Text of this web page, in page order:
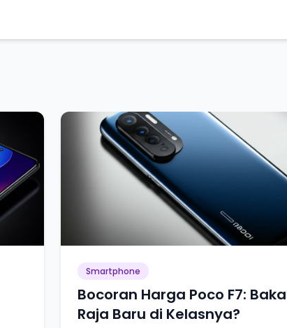
Smartphone
Bocoran Harga Poco F7:
Raja Baru di Kelasnya?